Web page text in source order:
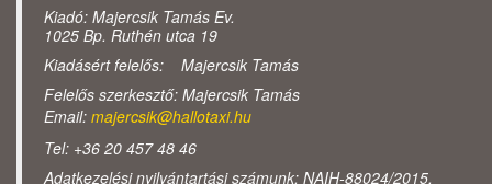
Kiadó: Majercsik Tamás Ev.
1025 Bp. Ruthén utca 19
Kiadásért felelős: Majercsik Tamás
Felelős szerkesztő: Majercsik Tamás
Email: majercsik@hallotaxi.hu
Tel: +36 20 457 48 46
Adatkezelési nyilvántartási számunk: NAIH-88024/2015.